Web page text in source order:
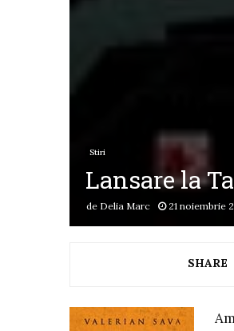
Stiri
Lansare la
de Delia Marc 21 noiembrie
SHARE